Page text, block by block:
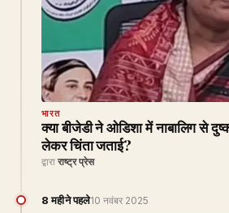
भारत
क्या बीजेडी ने ओडिशा में नाबालिग से
लेकर चिंता जताई?
द्वारा राष्ट्र प्रेस
8 महीने पहले10 नवंबर 2025